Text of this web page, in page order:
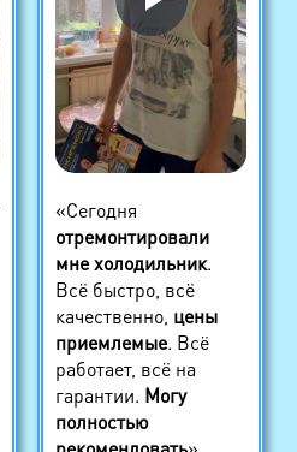
«Сегодня
отремонтировали
мне холодильник.
Всё быстро, всё
качественно, цены
приемлемые. Всё
работает, всё на
гарантии. Могу
полностью